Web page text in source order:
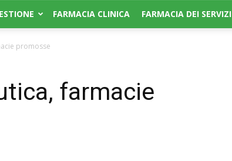
FARMACIA CLINICA FARMACIA DEI SERVIZI
promosse
farmacie